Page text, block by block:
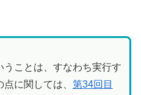
ことは、すなわち実行す
に関しては、 第34回目